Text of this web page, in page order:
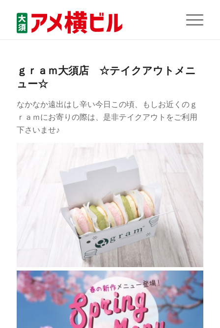
ｇｒａｍ大須店 ☆テイクアウトメニ
ュー☆
なかなか遠出はし辛い今日この頃、もしお近くのｇ
ｒａｍにお寄りの際は、是非テイクアウトをご利用
下さいませ♪